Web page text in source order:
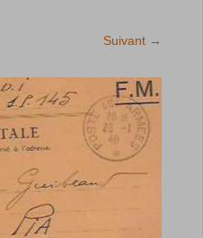
Suivant →